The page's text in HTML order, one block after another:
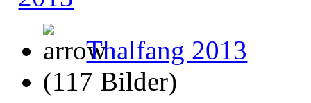
Thalfang 2013
(117 Bilder)